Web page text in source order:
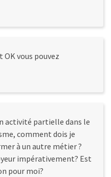
vous pouvez
activité partielle dans le
comment dois je
à un autre métier ?
impérativement? Est
pour moi?